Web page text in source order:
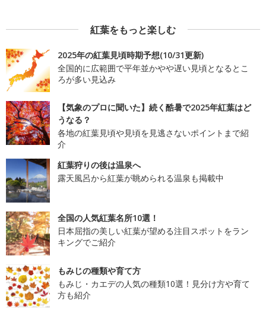
紅葉をもっと楽しむ
2025年の紅葉見頃時期予想(10/31更新)
全国的に広範囲で平年並かやや遅い見頃となるとこ
ろが多い見込み
【気象のプロに聞いた】続く酷暑で2025年紅葉はど
うなる？
各地の紅葉見頃や見頃を見逃さないポイントまで紹
介
紅葉狩りの後は温泉へ
露天風呂から紅葉が眺められる温泉も掲載中
全国の人気紅葉名所10選！
日本屈指の美しい紅葉が望める注目スポットをラン
キングでご紹介
もみじの種類や育て方
もみじ・カエデの人気の種類10選！見分け方や育て
方も紹介